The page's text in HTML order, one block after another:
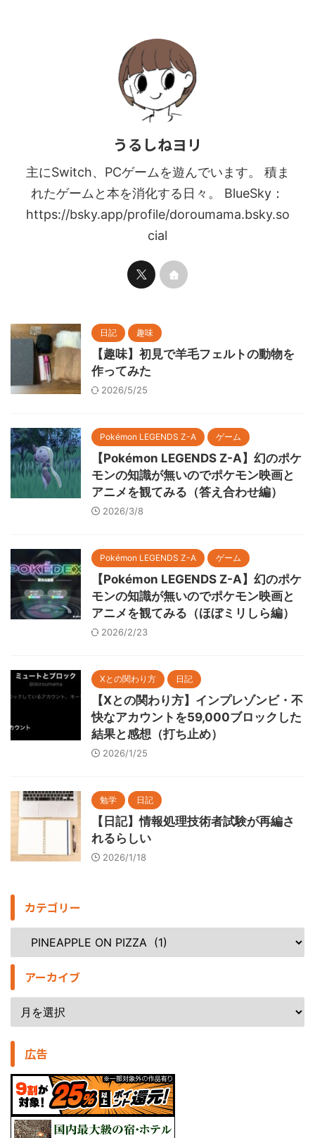
うるしねヨリ
主にSwitch、PCゲームを遊んでいます。 積ま
れたゲームと本を消化する日々。 BlueSky：
https://bsky.app/profile/doroumama.bsky.so
cial
日記 趣味
【趣味】初見で羊毛フェルトの動物を
作ってみた
2026/5/25
Pokémon LEGENDS Z-A ゲーム
【Pokémon LEGENDS Z-A】幻のポケ
モンの知識が無いのでポケモン映画と
アニメを観てみる（答え合わせ編）
2026/3/8
Pokémon LEGENDS Z-A ゲーム
【Pokémon LEGENDS Z-A】幻のポケ
モンの知識が無いのでポケモン映画と
アニメを観てみる（ほぼミリしら編）
2026/2/23
Xとの関わり方 日記
【Xとの関わり方】インプレゾンビ・不
快なアカウントを59,000ブロックした
結果と感想（打ち止め）
2026/1/25
勉学 日記
【日記】情報処理技術者試験が再編さ
れるらしい
2026/1/18
カテゴリー
アーカイブ
広告